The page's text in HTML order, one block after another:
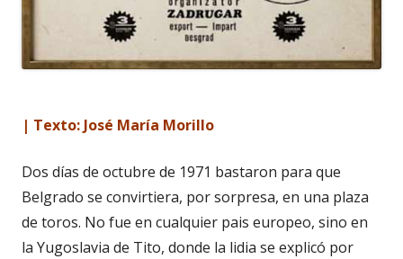
| Texto: José María Morillo
Dos días de octubre de 1971 bastaron para que
Belgrado se convirtiera, por sorpresa, en una plaza
de toros. No fue en cualquier pais europeo, sino en
la Yugoslavia de Tito, donde la lidia se explicó por